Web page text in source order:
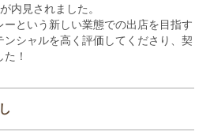
内見されました。
という新しい業態での出店を目指す
シャルを高く評価してくださり、契
！